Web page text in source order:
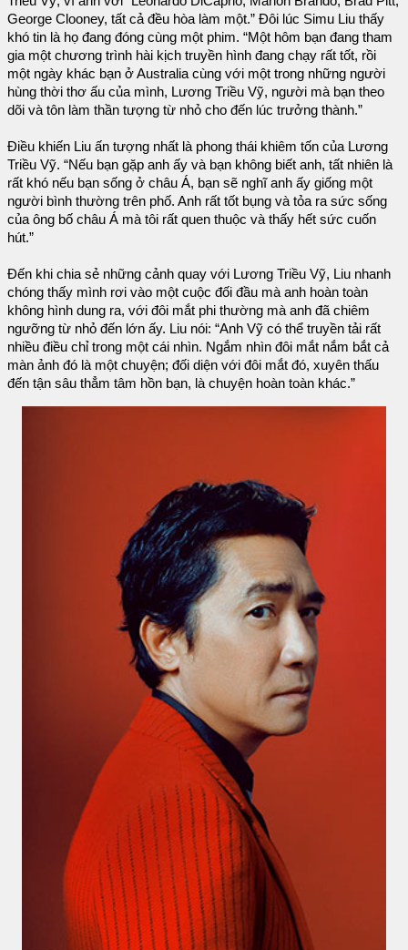
George Clooney, tất cả đều hòa làm một.” Đôi lúc Simu Liu thấy
khó tin là họ đang đóng cùng một phim. “Một hôm bạn đang tham
gia một chương trình hài kịch truyền hình đang chạy rất tốt, rồi
một ngày khác bạn ở Australia cùng với một trong những người
hùng thời thơ ấu của mình, Lương Triều Vỹ, người mà bạn theo
dõi và tôn làm thần tượng từ nhỏ cho đến lúc trưởng thành.”
Điều khiến Liu ấn tượng nhất là phong thái khiêm tốn của Lương
Triều Vỹ. “Nếu bạn gặp anh ấy và bạn không biết anh, tất nhiên là
rất khó nếu bạn sống ở châu Á, bạn sẽ nghĩ anh ấy giống một
người bình thường trên phố. Anh rất tốt bụng và tỏa ra sức sống
của ông bố châu Á mà tôi rất quen thuộc và thấy hết sức cuốn
hút.”
Đến khi chia sẻ những cảnh quay với Lương Triều Vỹ, Liu nhanh
chóng thấy mình rơi vào một cuộc đối đầu mà anh hoàn toàn
không hình dung ra, với đôi mắt phi thường mà anh đã chiêm
ngưỡng từ nhỏ đến lớn ấy. Liu nói: “Anh Vỹ có thể truyền tải rất
nhiều điều chỉ trong một cái nhìn. Ngắm nhìn đôi mắt nắm bắt cả
màn ảnh đó là một chuyện; đối diện với đôi mắt đó, xuyên thấu
đến tận sâu thẳm tâm hồn bạn, là chuyện hoàn toàn khác.”